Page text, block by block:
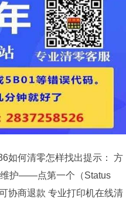
如何清零怎样找出提示： 方
护——点第一个（Status
协商退款 专业打印机在线清